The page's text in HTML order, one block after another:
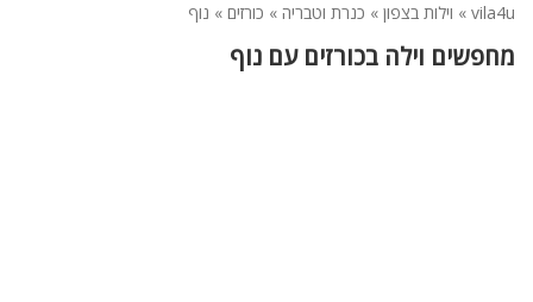
vila4u
» וילות בצפון » כנרת וטבריה » כורזים » נוף
מחפשים וילה בכורזים עם נוף